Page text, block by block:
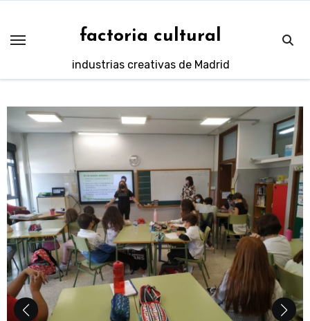
contenido
factoria cultural
industrias creativas de Madrid